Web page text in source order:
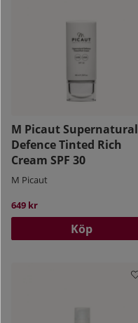
M Picaut Supernatural
Defence Tinted Rich
Cream SPF 30
M Picaut
649 kr
Köp